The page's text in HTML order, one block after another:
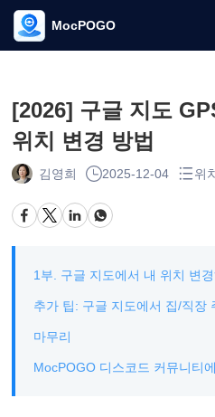
MocPOGO
[2026] 구글 지도
위치 변경 방법
김영희 2025-12-04 위
1부. 구글 지도에서 내 위치 변
추가 팁: 구글 지도에서 집/직장
마무리
MocPOGO 디스코드 커뮤니티